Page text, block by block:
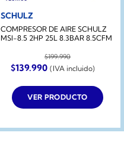
SCHULZ
COMPRESOR DE AIRE SCHULZ
MSI-8.5 2HP 25L 8.3BAR 8.5CFM
$199.990
El
precio
original
era:
$199.990.
$139.990El
precio
actual
es:
$139.990.
(IVA incluido)
VER PRODUCTO